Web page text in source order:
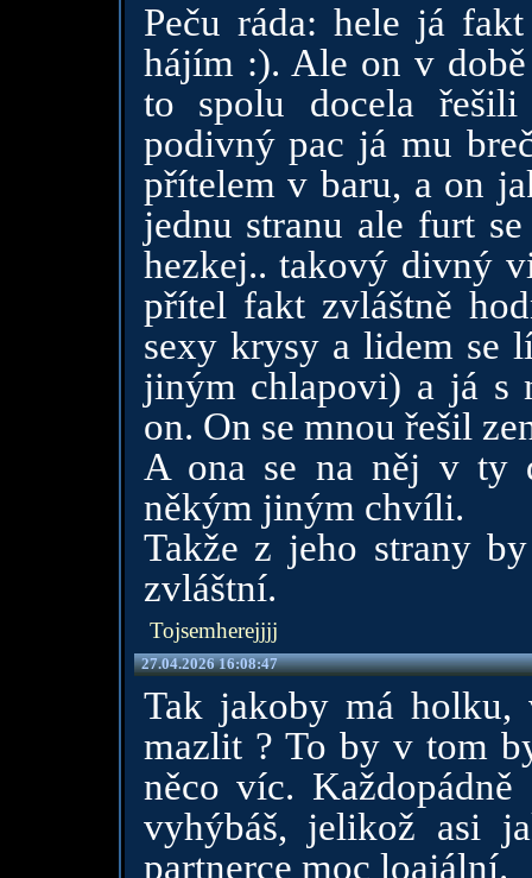
Peču ráda: hele já
hájím :). Ale on v
to spolu docela
podivný pac já mu
přítelem v baru, a on
jednu stranu ale furt
hezkej.. takový divný
přítel fakt zvláštně
sexy krysy a lidem se
jiným chlapovi) a já s
on. On se mnou řešil
A ona se na něj v ty
někým jiným chvíli.
Takže z jeho strany
zvláštní.
Tojsemherejjjj
27.04.2026 16:08:47
Tak jakoby má
mazlit ? To by v tom
něco víc.
vyhýbáš, jelikož asi
partnerce moc loajální.